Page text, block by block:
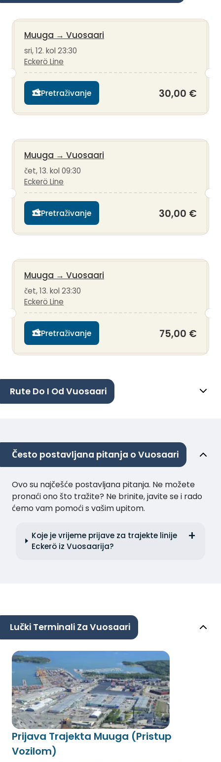
Muuga → Vuosaari
sri, 12. kol 23:30
Eckerö Line
Pretraživanje 30,00 €
Muuga → Vuosaari
čet, 13. kol 09:30
Eckerö Line
Pretraživanje 30,00 €
Muuga → Vuosaari
čet, 13. kol 23:30
Eckerö Line
Pretraživanje 75,00 €
Rute Do I Od Vuosaari
Često postavljana pitanja o Vuosaari
Ovo su najčešće postavljana pitanja. Ne možete
pronaći ono što tražite? Ne brinite, javite se i rado
ćemo vam pomoći s vašim upitom.
Koje je vrijeme prijave za trajekte linije
Eckerö iz Vuosaarija?
Lučki Terminali Za Vuosaari
Prijava Trajekta Muuga (Pristup
Vozilom)